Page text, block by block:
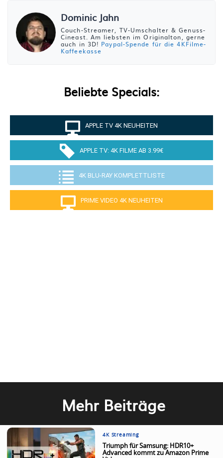
Dominic Jahn
Couch-Streamer, TV-Umschalter & Genuss-
Cineast. Am liebsten im Originalton, gerne
auch in 3D! Paypal-Spende für die 4KFilme-
Kaffeekasse
Beliebte Specials:
APPLE TV 4K NEUHEITEN
APPLE TV: 4K FILME AB 3.99€
4K BLU-RAY KOMPLETTLISTE
PRIME VIDEO 4K NEUHEITEN
Mehr Beiträge
4K Streaming
Triumph für Samsung: HDR10+
Advanced kommt zu Amazon Prime